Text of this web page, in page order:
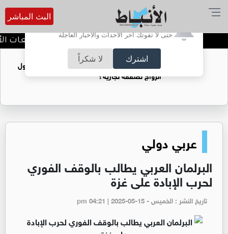
أترغب في تفعيل الإشعارات؟
حتى لا تفوتك آخر الأحداث والأخبار العاجلة
اشترك لا شكراً
البث المباشر
عمان الاهلية بطلة الجامعات
فتيات يستغللنه لتحقيق مكاسب مادية.. هل تحول
الزواج لصفقة تجارية؟
عربي دولي
البرلمان العربي يطالب بالوقف الفوري
لحرب الإبادة على غزة
تاريخ النشر : الخميس - pm 04:21 | 2025-05-15